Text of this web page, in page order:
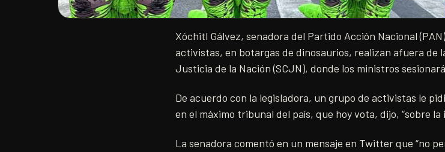
Xóchitl Gálvez, senadora del Partido Acción Nacional
activistas, en botargas de dinosaurios, realizan afuera de
Justicia de la Nación (SCJN), donde los ministros
De acuerdo con la legisladora, un grupo de activistas le
en el máximo tribunal del país, que hoy vota, dijo, “sobre
​La senadora comentó en un mensaje en Twitter que “no